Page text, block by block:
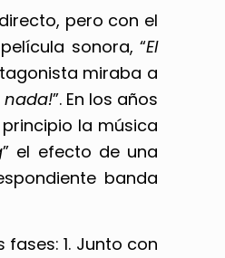
pero con el
sonora, “El
miraba a
nada!”. En los años
la música
” el efecto de una
banda
1. Junto con